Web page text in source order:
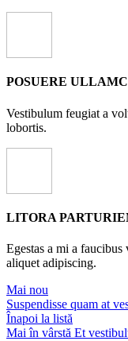
POSUERE
Vestibulum feugiat a
lobortis.
LITORA
Egestas a mi a
aliquet adipiscing.
Mai nou
Suspendisse quam at
Înapoi la listă
Mai în vârstă Et